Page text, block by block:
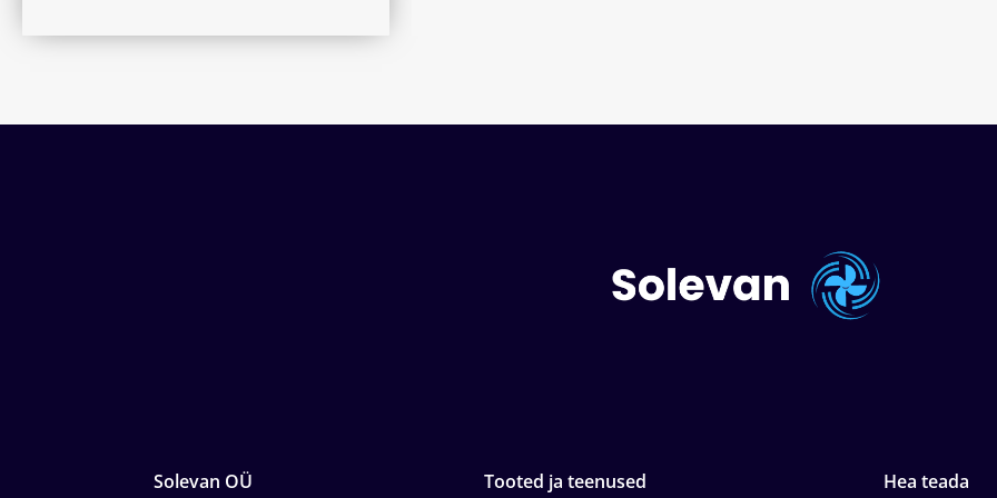
Solevan OÜ Tooted ja teenused Hea teada